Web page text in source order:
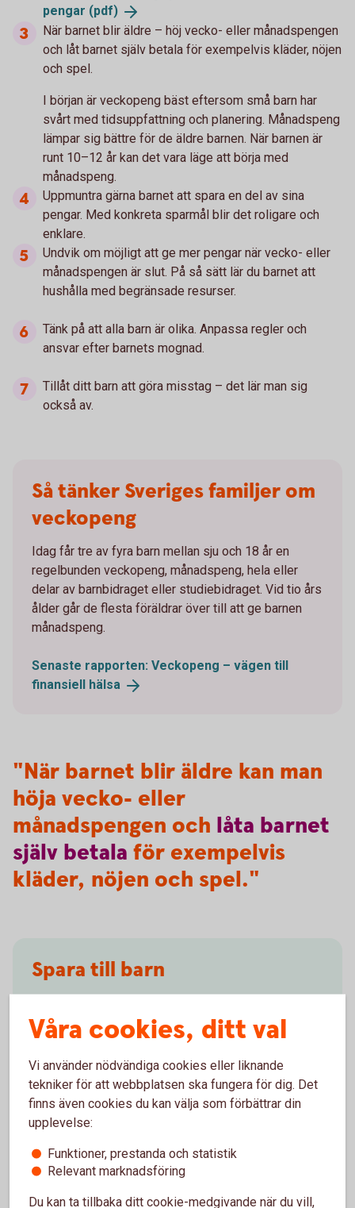
pengar (pdf)
När barnet blir äldre – höj vecko- eller månadspengen
och låt barnet själv betala för exempelvis kläder, nöjen
och spel.
I början är veckopeng bäst eftersom små barn har
svårt med tidsuppfattning och planering. Månadspeng
lämpar sig bättre för de äldre barnen. När barnen är
runt 10–12 år kan det vara läge att börja med
månadspeng.
Uppmuntra gärna barnet att spara en del av sina
pengar. Med konkreta sparmål blir det roligare och
enklare.
Undvik om möjligt att ge mer pengar när vecko- eller
månadspengen är slut. På så sätt lär du barnet att
hushålla med begränsade resurser.
Tänk på att alla barn är olika. Anpassa regler och
ansvar efter barnets mognad.
Tillåt ditt barn att göra misstag – det lär man sig
också av.
Så tänker Sveriges familjer om
veckopeng
Idag får tre av fyra barn mellan sju och 18 år en
regelbunden veckopeng, månadspeng, hela eller
delar av barnbidraget eller studiebidraget. Vid tio års
ålder går de flesta föräldrar över till att ge barnen
månadspeng.
Senaste rapporten: Veckopeng – vägen till
finansiell hälsa
"När barnet blir äldre kan man
höja vecko- eller
månadspengen och låta barnet
själv betala för exempelvis
kläder, nöjen och spel."
Spara till barn
Börja spara till barn
Ungdomskonto
På kontot kan barn få in sina pengar och sköta sina
betalningar. Swish och bankkort kan kopplas till
Våra cookies, ditt val
Vi använder nödvändiga cookies eller liknande
tekniker för att webbplatsen ska fungera för dig. Det
finns även cookies du kan välja som förbättrar din
upplevelse:
Funktioner, prestanda och statistik
Relevant marknadsföring
Du kan ta tillbaka ditt cookie-medgivande när du vill,